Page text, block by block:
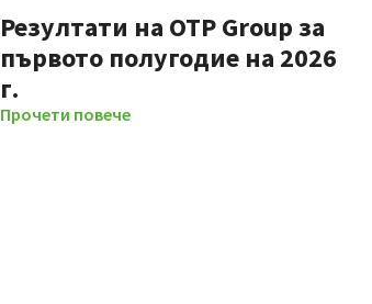
Резултати на OTP Group за
първото полугодие на 2026
г.
Прочети повече